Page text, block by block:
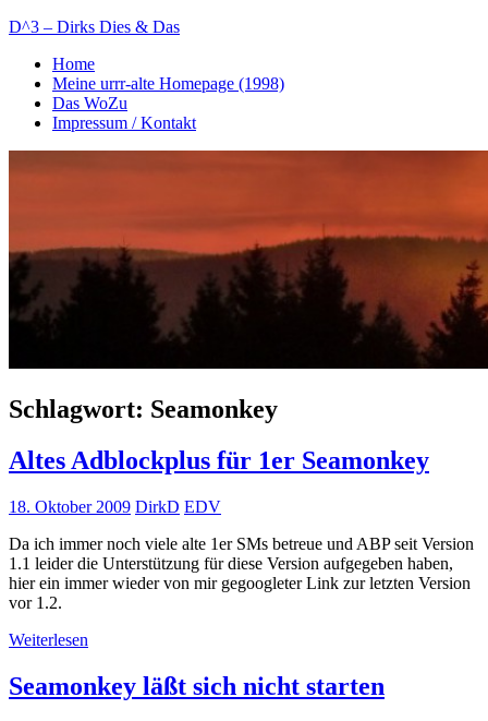
Zum
springen
D^3 – Dirks Dies & Das
Mein
Notizblog
Home
Meine urrr-alte Homepage (1998)
Das WoZu
Impressum / Kontakt
Schlagwort: Seamonkey
Altes Adblockplus für 1er Seamonkey
18. Oktober 2009 DirkD EDV
Da ich immer noch viele alte 1er SMs betreue und ABP seit Version
1.1 leider die Unterstützung für diese Version aufgegeben haben,
hier ein immer wieder von mir gegoogleter Link zur letzten Version
vor 1.2.
Weiterlesen
Seamonkey läßt sich nicht starten